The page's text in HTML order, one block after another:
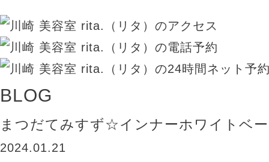
BLOG
まつだてみすず☆インナーホワイトベ
2024.01.21